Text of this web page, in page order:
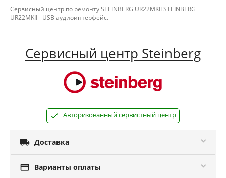
Сервисный центр по ремонту STEINBERG UR22MKII STEINBERG
UR22MKII - USB аудиоинтерфейс.
Сервисный центр Steinberg
Авторизованный сервистный центр
 Доставка
 Варианты оплаты